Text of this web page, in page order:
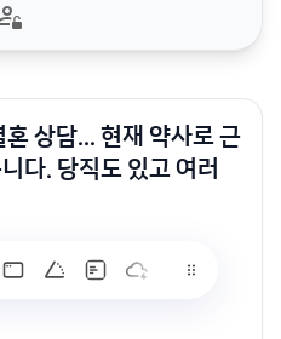
상담... 현재 약사로 근
다. 당직도 있고 여러